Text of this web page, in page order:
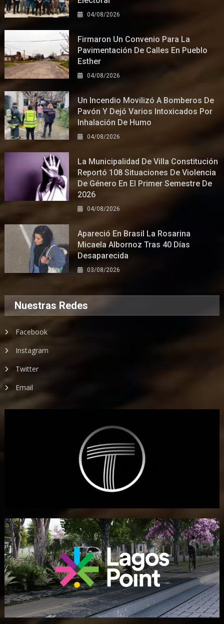
04/08/2026
Firmaron Un Convenio Para La
Pavimentación De Calles En Pueblo
Esther
04/08/2026
Un Incendio Movilizó A Bomberos De
Pavón Y Dejó Varios Intoxicados Por
Inhalación De Humo
04/08/2026
La Municipalidad De Villa Constitución
Reportó 108 Situaciones De Violencia
De Género En El Primer Semestre De
2026
04/08/2026
Apareció En Brasil La Rosarina
Micaela Albornoz Tras 40 Días
Desaparecida
03/08/2026
Nuestras Redes
Facebook
Instagram
Twitter
Email